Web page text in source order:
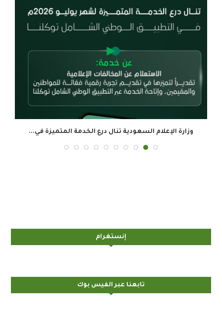
وزارة الإعلام السعودية تنال درع الخدمة المتميزة في...
إنستغرام
تابعنا عبر الفيس بوك